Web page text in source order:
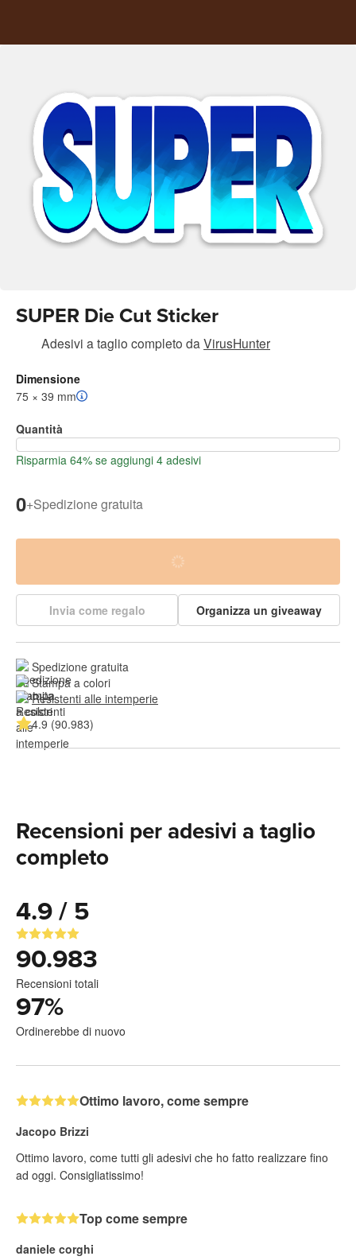
SUPER Die Cut Sticker
Adesivi a taglio completo daVirusHunter
Dimensione
75 × 39 mm
Quantità
Risparmia 64% se aggiungi 4 adesivi
0+Spedizione gratuita
Invia come regalo Organizza un giveaway
Spedizione gratuita
Stampa a colori
Resistenti alle intemperie
4.9 (90.983)
Recensioni per adesivi a taglio
completo
4.9 / 5
90.983
Recensioni totali
97%
Ordinerebbe di nuovo
Ottimo lavoro, come sempre
Jacopo Brizzi
Ottimo lavoro, come tutti gli adesivi che ho fatto realizzare fino
ad oggi. Consigliatissimo!
Top come sempre
daniele corghi